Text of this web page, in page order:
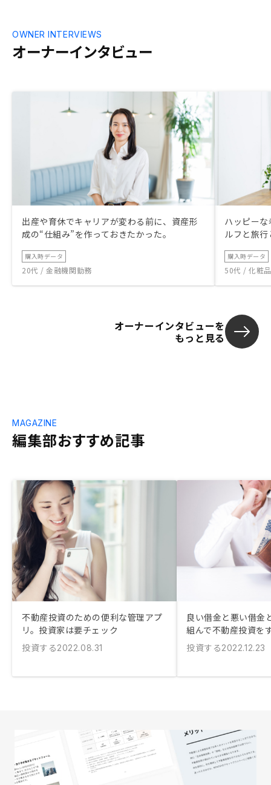
オーナーインタビュー
OWNER INTERVIEWS
出産や育休でキャリアが変わる前に、資産形
成の“仕組み”を作っておきたかった。
購入時データ
20代 / 金融機関勤務
ハッピー
ルフと旅
購入時データ
50代 / 化粧
オーナーインタビューを
もっと見る
編集部おすすめ記事
MAGAZINE
不動産投資のための便利な管理アプ
リ。投資家は要チェック
投資する2022.08.31
良い借金と悪い借金
組んで不動産投資を
投資する2022.12.23